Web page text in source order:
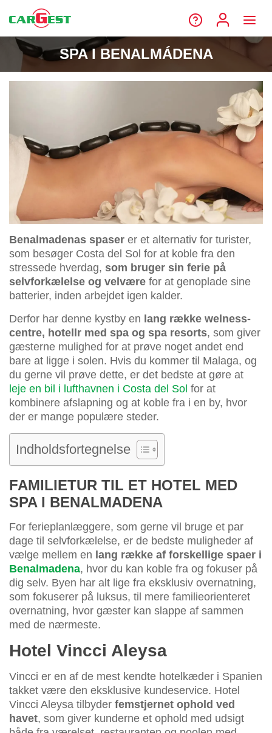
SPA I BENALMÁDENA
Benalmadenas spaser er et alternativ for turister,
som besøger Costa del Sol for at koble fra den
stressede hverdag, som bruger sin ferie på
selvforkælelse og velvære for at genoplade sine
batterier, inden arbejdet igen kalder.
Derfor har denne kystby en lang række welness-
centre, hotellr med spa og spa resorts, som giver
gæsterne mulighed for at prøve noget andet end
bare at ligge i solen. Hvis du kommer til Malaga, og
du gerne vil prøve dette, er det bedste at gøre at
leje en bil i lufthavnen i Costa del Sol for at
kombinere afslapning og at koble fra i en by, hvor
der er mange populære steder.
Indholdsfortegnelse
FAMILIETUR TIL ET HOTEL MED
SPA I BENALMADENA
For ferieplanlæggere, som gerne vil bruge et par
dage til selvforkælelse, er de bedste muligheder af
vælge mellem en lang række af forskellige spaer i
Benalmadena, hvor du kan koble fra og fokuser på
dig selv. Byen har alt lige fra eksklusiv overnatning,
som fokuserer på luksus, til mere familieorienteret
overnatning, hvor gæster kan slappe af sammen
med de nærmeste.
Hotel Vincci Aleysa
Vincci er en af de mest kendte hotelkæder i Spanien
takket være den eksklusive kundeservice. Hotel
Vincci Aleysa tilbyder femstjernet ophold ved
havet, som giver kunderne et ophold med udsigt